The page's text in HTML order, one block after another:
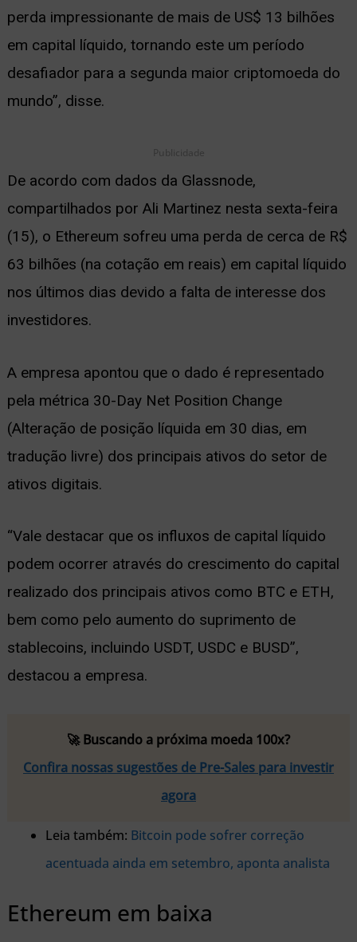
perda impressionante de mais de US$ 13 bilhões
em capital líquido, tornando este um período
desafiador para a segunda maior criptomoeda do
mundo”, disse.
Publicidade
De acordo com dados da Glassnode,
compartilhados por Ali Martinez nesta sexta-feira
(15), o Ethereum sofreu uma perda de cerca de R$
63 bilhões (na cotação em reais) em capital líquido
nos últimos dias devido a falta de interesse dos
investidores.
A empresa apontou que o dado é representado
pela métrica 30-Day Net Position Change
(Alteração de posição líquida em 30 dias, em
tradução livre) dos principais ativos do setor de
ativos digitais.
“Vale destacar que os influxos de capital líquido
podem ocorrer através do crescimento do capital
realizado dos principais ativos como BTC e ETH,
bem como pelo aumento do suprimento de
stablecoins, incluindo USDT, USDC e BUSD”,
destacou a empresa.
🚀 Buscando a próxima moeda 100x?
Confira nossas sugestões de Pre-Sales para investir
agora
Leia também: Bitcoin pode sofrer correção
acentuada ainda em setembro, aponta analista
Ethereum em baixa